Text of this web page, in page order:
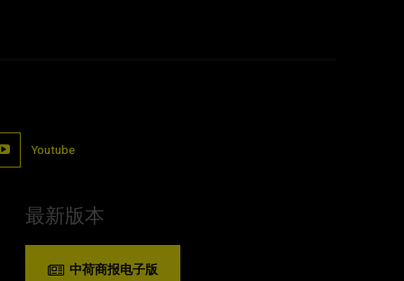
Youtube
最新版本
中荷商报电子版